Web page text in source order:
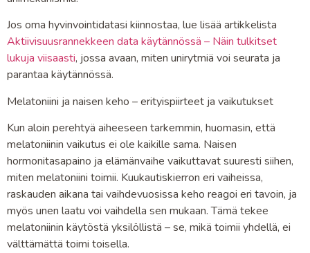
Jos oma hyvinvointidatasi kiinnostaa, lue lisää artikkelista
Aktiivisuusrannekkeen data käytännössä – Näin tulkitset
lukuja viisaasti, jossa avaan, miten unirytmiä voi seurata ja
parantaa käytännössä.
Melatoniini ja naisen keho – erityispiirteet ja vaikutukset
Kun aloin perehtyä aiheeseen tarkemmin, huomasin, että
melatoniinin vaikutus ei ole kaikille sama. Naisen
hormonitasapaino ja elämänvaihe vaikuttavat suuresti siihen,
miten melatoniini toimii. Kuukautiskierron eri vaiheissa,
raskauden aikana tai vaihdevuosissa keho reagoi eri tavoin, ja
myös unen laatu voi vaihdella sen mukaan. Tämä tekee
melatoniinin käytöstä yksilöllistä – se, mikä toimii yhdellä, ei
välttämättä toimi toisella.